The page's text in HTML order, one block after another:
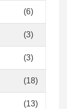
(6)
(3)
(3)
(18)
(13)